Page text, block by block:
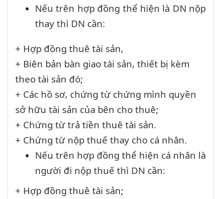
Nếu trên hợp đồng thể hiện là DN nộp
thay thì DN cần:
+ Hợp đồng thuê tài sản,
+ Biên bản bàn giao tài sản, thiết bị kèm
theo tài sản đó;
+ Các hồ sơ, chứng từ chứng mình quyền
sở hữu tài sản của bên cho thuê;
+ Chứng từ trả tiền thuê tài sản.
+ Chứng từ nộp thuế thay cho cá nhân.
Nếu trên hợp đồng thể hiện cá nhân là
người đi nộp thuế thì DN cần:
+ Hợp đồng thuê tài sản;